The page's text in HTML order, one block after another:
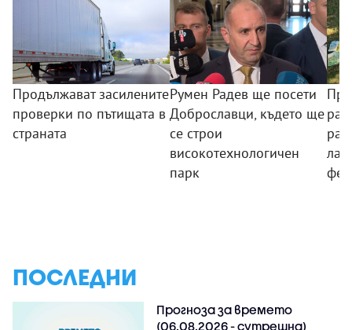
Продължават засилените
проверки по пътищата в
страната
Румен Радев ще посети
Доброславци, където ще
се строи
високотехнологичен
парк
ПОСЛЕДНИ
Прогноза за времето
(06.08.2026 - сутрешна)